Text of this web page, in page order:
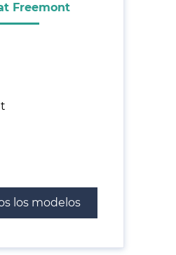
Freemont
los modelos